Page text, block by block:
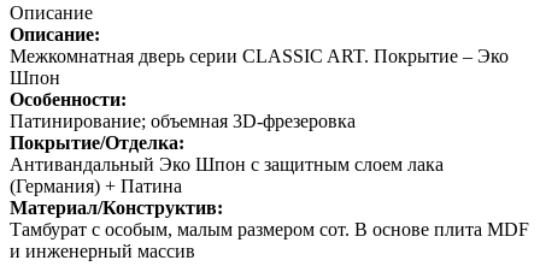
Описание
Описание:
Межкомнатная дверь серии CLASSIC ART. Покрытие – Эко
Шпон
Особенности:
Патинирование; объемная 3D-фрезеровка
Покрытие/Отделка:
Антивандальный Эко Шпон с защитным слоем лака
(Германия) + Патина
Материал/Конструктив:
Тамбурат с особым, малым размером сот. В основе плита MDF
и инженерный массив